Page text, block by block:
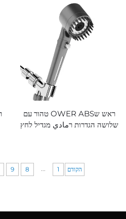
כלורי (פ.ו.ק) סופר רך מנוגד ליפוף
ואתך זווית מתכתי חזק להטיה
ראש שOWER ABS טהור עם
שלושה הגדרות רمادي מגדיל לחץ
הקודם 1
...
8
9